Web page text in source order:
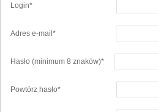
Login*
Adres e-mail*
Hasło (minimum 8 znaków)*
Powtórz hasło*